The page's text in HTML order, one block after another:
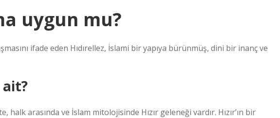
uygun mu?
ifade eden Hıdırellez, İslami bir yapıya bürünmüş, dini bir inanç ve
ait?
arasında ve İslam mitolojisinde Hızır geleneği vardır. Hızır’ın bir